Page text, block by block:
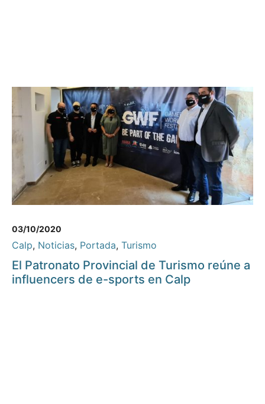
03/10/2020
Calp, Noticias, Portada, Turismo
El Patronato Provincial de Turismo reúne a
influencers de e-sports en Calp